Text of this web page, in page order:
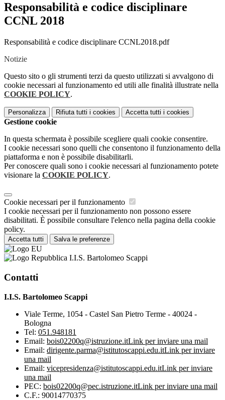
Responsabilità e codice disciplinare
CCNL 2018
Responsabilità e codice disciplinare CCNL2018.pdf
Notizie
Questo sito o gli strumenti terzi da questo utilizzati si avvalgono di
cookie necessari al funzionamento ed utili alle finalità illustrate nella
COOKIE POLICY.
Personalizza Rifiuta tutti i cookies Accetta tutti i cookies
Gestione cookie
In questa schermata è possibile scegliere quali cookie consentire.
I cookie necessari sono quelli che consentono il funzionamento della
piattaforma e non è possibile disabilitarli.
Per conoscere quali sono i cookie necessari al funzionamento potete
visionare la COOKIE POLICY.
Cookie necessari per il funzionamento
I cookie necessari per il funzionamento non possono essere
disabilitati. È possibile consultare l'elenco nella pagina della cookie
policy.
Accetta tutti Salva le preferenze
I.I.S. Bartolomeo Scappi
Contatti
I.I.S. Bartolomeo Scappi
Viale Terme, 1054 - Castel San Pietro Terme - 40024 -
Bologna
Tel: 051.948181
Email: bois02200q@istruzione.itLink per inviare una mail
Email: dirigente.parma@istitutoscappi.edu.itLink per inviare
una mail
Email: vicepresidenza@istitutoscappi.edu.itLink per inviare
una mail
PEC: bois02200q@pec.istruzione.itLink per inviare una mail
C.F.: 90014770375